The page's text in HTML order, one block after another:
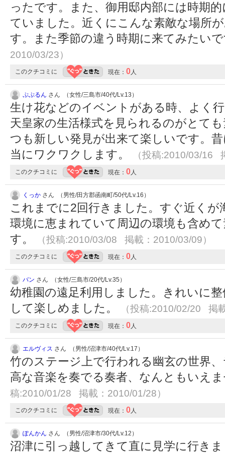
ったです。また、御用邸内部には時期
ていました。近くにこんな素敵な場所
す。また季節の違う時期に来てみたい
2010/03/23）
このクチコミに 現在： 0人
ぷぷるん さん （女性/三島市/40代/Lv.13）
生け花などのイベントがある時、よく
天皇家の生活様式を見られるのがとて
つも新しい発見が出来て楽しいです。
当にワクワクします。
（投稿:2010/03/16
このクチコミに 現在： 0人
くっか さん （男性/田方郡函南町/50代/Lv.16）
これまでに2回行きました。すぐ近く
環境に恵まれていて周辺の環境も含め
す。
（投稿:2010/03/08 掲載：2010/03/09）
このクチコミに 現在： 0人
バン さん （女性/三島市/20代/Lv.35）
幼稚園の遠足利用しました。きれいに
して楽しめました。
（投稿:2010/02/20 掲
このクチコミに 現在： 0人
エルヴィス さん （男性/沼津市/40代/Lv.17）
竹のステージ上で行われる幽玄の世界
高な音楽を奏でる奏者、なんともいえ
稿:2010/01/28 掲載：2010/01/28）
このクチコミに 現在： 0人
ぽんかん さん （男性/沼津市/30代/Lv.12）
沼津に引っ越してきて直に見学に行き